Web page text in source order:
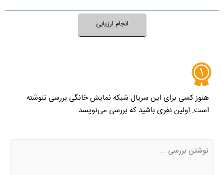
انجام ارزیابی
هنوز کسی برای این سریال شبکه نمایش خانگی بررسی ننوشته
است. اولین نفری باشید که بررسی می‌نویسد